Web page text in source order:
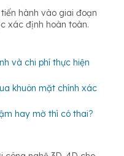
hành vào giai đoạn
xác định hoàn toàn.
và chi phí thực hiện
khuôn mặt chính xác
hay mờ thì có thai?